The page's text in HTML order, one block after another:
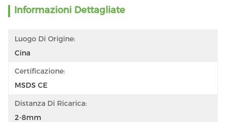
Informazioni Dettagliate
Luogo Di Origine:
Cina
Certificazione:
MSDS CE
Distanza Di Ricarica:
2-8mm